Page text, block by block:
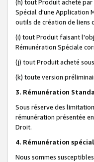
(h) tout Produit acheté par
Spécial d'une Application
outils de création de liens
(i) tout Produit faisant
Rémunération Spéciale
(j) tout Produit acheté
(k) toute version
3. Rémunération
Sous réserve des
rémunération présentée en
Droit.
4. Rémunération
Nous sommes